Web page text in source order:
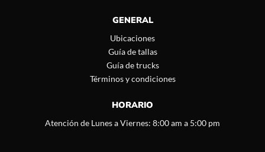
GENERAL
Ubicaciones
Guía de tallas
Guía de trucks
Términos y condiciones
HORARIO
Atención de Lunes a Viernes: 8:00 am a 5:00 pm